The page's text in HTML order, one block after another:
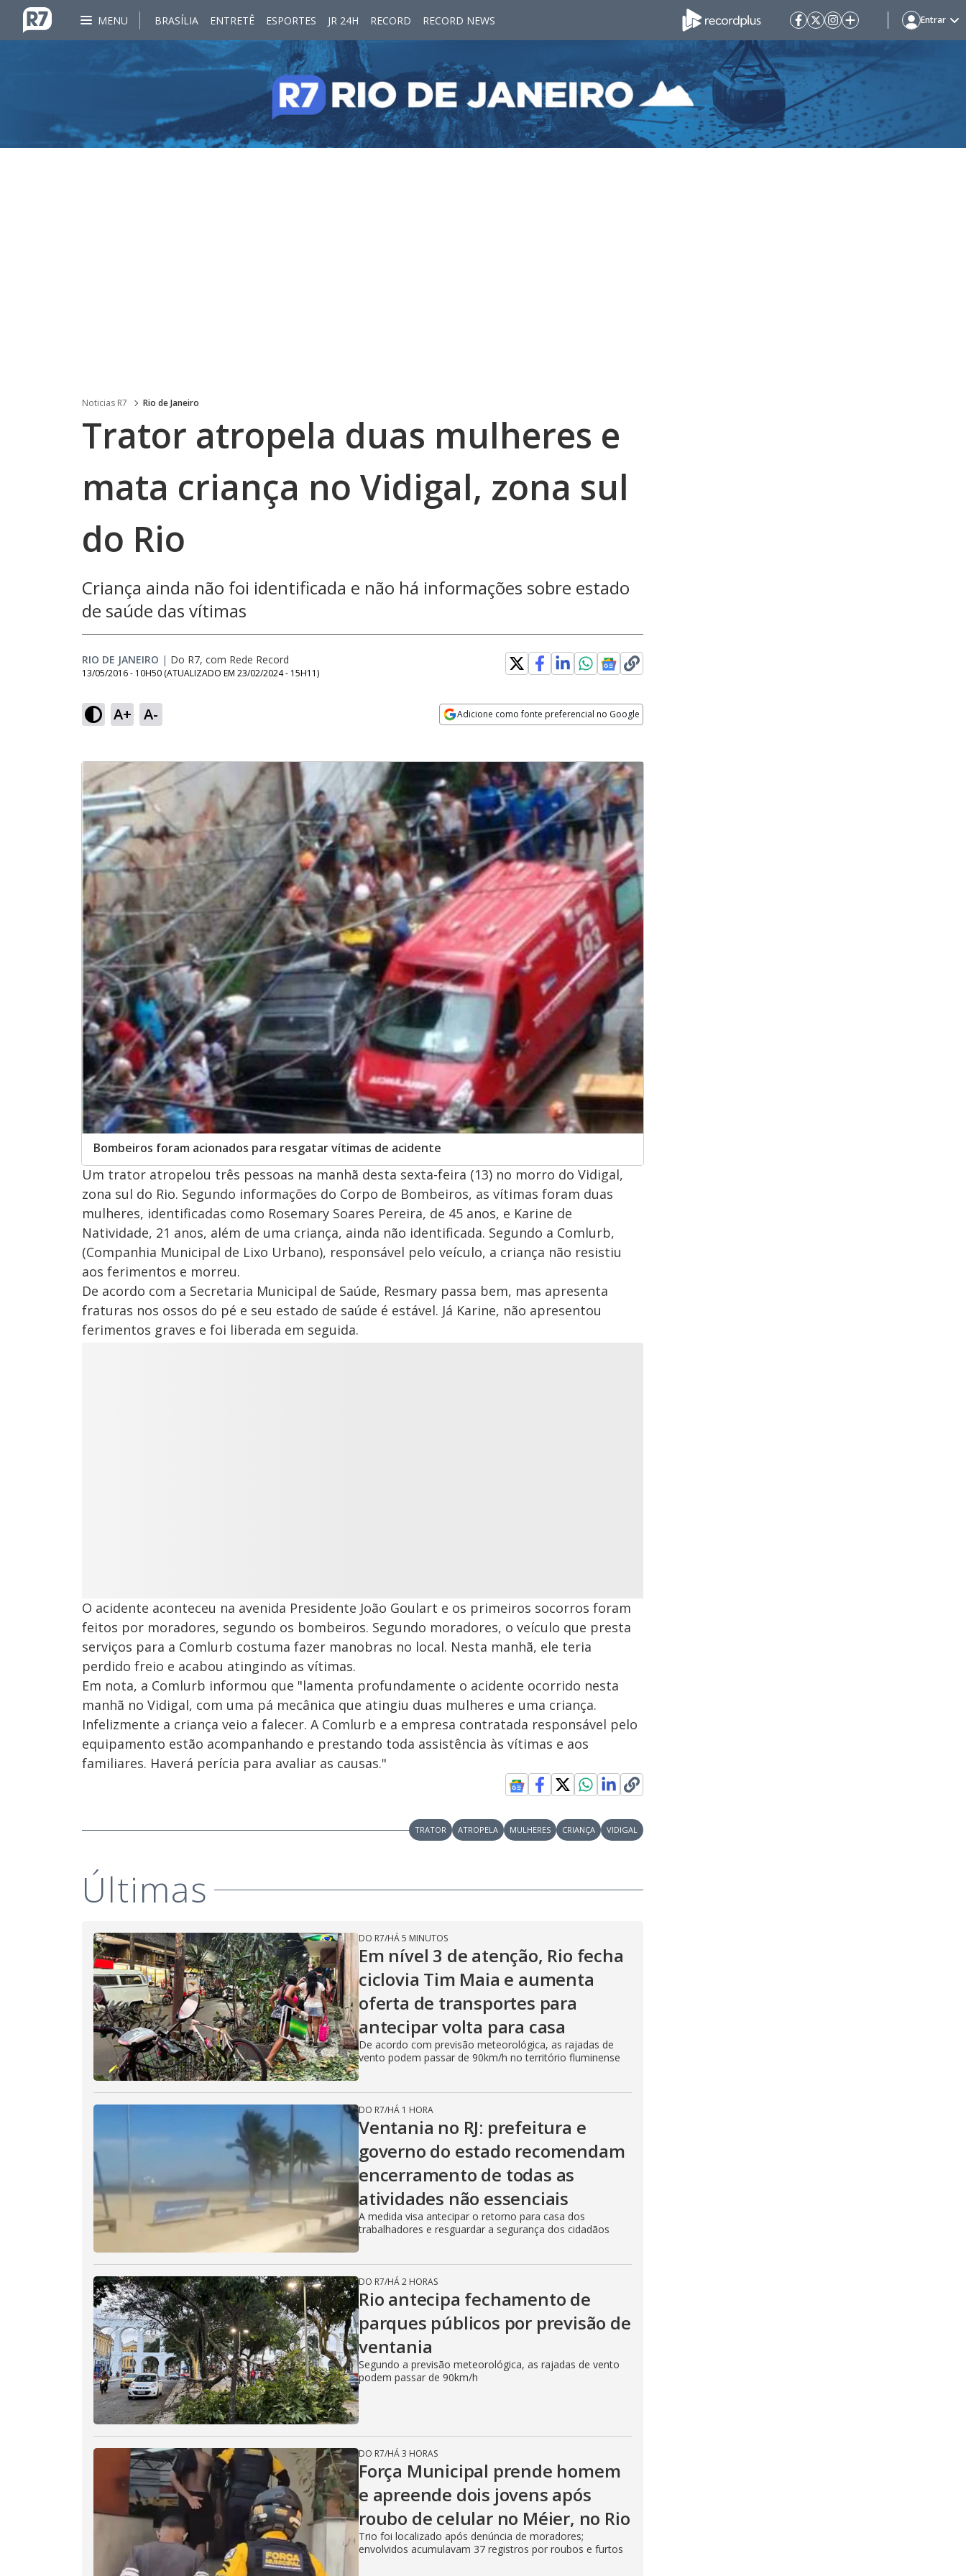
MENU BRASÍLIA ENTRETÊ ESPORTES JR 24H RECORD RECORD NEWS Entrar
Noticias R7 Rio de Janeiro
Trator atropela duas mulheres e
mata criança no Vidigal, zona sul
do Rio
Criança ainda não foi identificada e não há informações sobre estado
de saúde das vítimas
RIO DE JANEIRO | Do R7, com Rede Record
13/05/2016 - 10H50 (ATUALIZADO EM 23/02/2024 - 15H11)
A+ A- Adicione como fonte preferencial no Google
Bombeiros foram acionados para resgatar vítimas de acidente
Um trator atropelou três pessoas na manhã desta sexta-feira (13) no morro do Vidigal,
zona sul do Rio. Segundo informações do Corpo de Bombeiros, as vítimas foram duas
mulheres, identificadas como Rosemary Soares Pereira, de 45 anos, e Karine de
Natividade, 21 anos, além de uma criança, ainda não identificada. Segundo a Comlurb,
(Companhia Municipal de Lixo Urbano), responsável pelo veículo, a criança não resistiu
aos ferimentos e morreu.
De acordo com a Secretaria Municipal de Saúde, Resmary passa bem, mas apresenta
fraturas nos ossos do pé e seu estado de saúde é estável. Já Karine, não apresentou
ferimentos graves e foi liberada em seguida.
O acidente aconteceu na avenida Presidente João Goulart e os primeiros socorros foram
feitos por moradores, segundo os bombeiros. Segundo moradores, o veículo que presta
serviços para a Comlurb costuma fazer manobras no local. Nesta manhã, ele teria
perdido freio e acabou atingindo as vítimas.
Em nota, a Comlurb informou que "lamenta profundamente o acidente ocorrido nesta
manhã no Vidigal, com uma pá mecânica que atingiu duas mulheres e uma criança.
Infelizmente a criança veio a falecer. A Comlurb e a empresa contratada responsável pelo
equipamento estão acompanhando e prestando toda assistência às vítimas e aos
familiares. Haverá perícia para avaliar as causas."
TRATOR ATROPELA MULHERES CRIANÇA VIDIGAL
Últimas
DO R7/HÁ 5 MINUTOS
Em nível 3 de atenção, Rio fecha
ciclovia Tim Maia e aumenta
oferta de transportes para
antecipar volta para casa
De acordo com previsão meteorológica, as rajadas de
vento podem passar de 90km/h no território fluminense
DO R7/HÁ 1 HORA
Ventania no RJ: prefeitura e
governo do estado recomendam
encerramento de todas as
atividades não essenciais
A medida visa antecipar o retorno para casa dos
trabalhadores e resguardar a segurança dos cidadãos
DO R7/HÁ 2 HORAS
Rio antecipa fechamento de
parques públicos por previsão de
ventania
Segundo a previsão meteorológica, as rajadas de vento
podem passar de 90km/h
DO R7/HÁ 3 HORAS
Força Municipal prende homem
e apreende dois jovens após
roubo de celular no Méier, no Rio
Trio foi localizado após denúncia de moradores;
envolvidos acumulavam 37 registros por roubos e furtos